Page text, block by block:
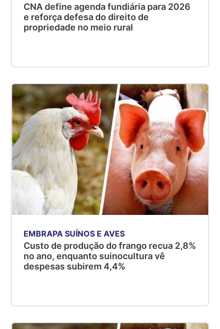
CNA define agenda fundiária para 2026
e reforça defesa do direito de
propriedade no meio rural
EMBRAPA SUÍNOS E AVES
Custo de produção do frango recua 2,8%
no ano, enquanto suinocultura vê
despesas subirem 4,4%